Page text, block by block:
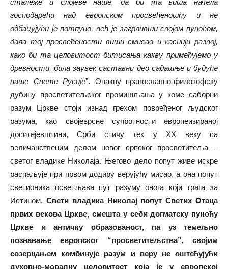
сталеже и слојеве наше, да би та виша начела
господарећи над европском просвећеношћу и не
одбацујући је потпуно, већ је загрливши својом пуноћом,
дала тој просвећености виши смисао и каснији развој,
како би та целовитост битисања какву примећујемо у
древности, била заувек саставни део садашње и будуће
наше Свете Русије”. Овакву православно-филозофску
дубину просветитељског промишљања у коме саборни
разум Цркве стоји изнад грехом повређеног људског
разума, као својеврсне супротности европеизираној
доситејевштини, Срби стичу тек у ХХ веку са
величанственим делом новог српског просветитеља –
светог владике Николаја. Његово дело попут живе искре
распаљује при првом додиру верујућу мисао, а она попут
светионика осветљава пут разуму онога који трага за
Истином. Свети владика Николај попут Светих Отаца
првих векова Цркве, смешта у себи догматску пуноћу
Цркве и античку образованост, па уз темељно
познавање европског “просветитељства”, својим
созерцањем комбинује разум и веру не оштећујући
духовно-моралну целовитост која је у европској